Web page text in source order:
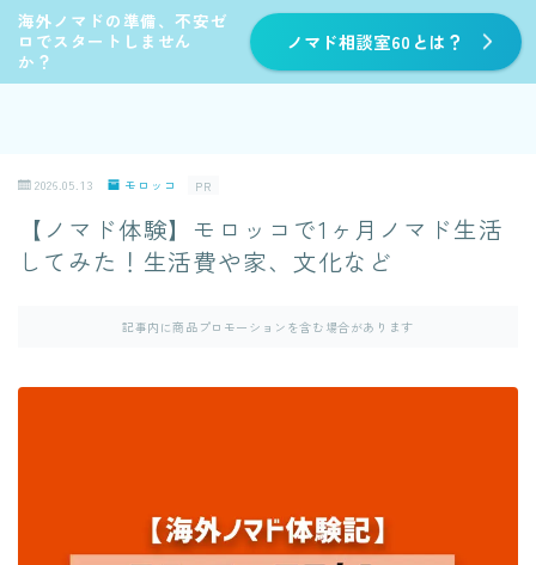
海外ノマドの準備、不安ゼ
ロでスタートしません
か？
ノマド相談室60とは？
2026.05.13 モロッコ PR
【ノマド体験】モロッコで1ヶ月ノマド生活
してみた！生活費や家、文化など
記事内に商品プロモーションを含む場合があります